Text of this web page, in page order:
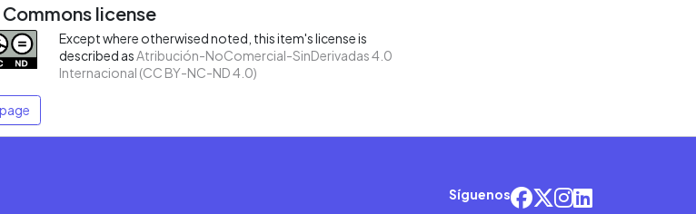
license
Except where otherwised noted, this item's license is
described as Atribución-NoComercial-SinDerivadas 4.0
Internacional (CC BY-NC-ND 4.0)
Síguenos